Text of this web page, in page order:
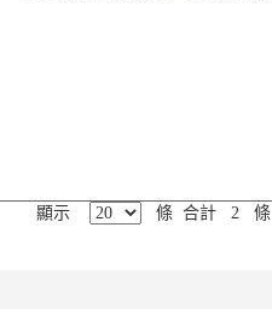
顯示 條 合計 2 條